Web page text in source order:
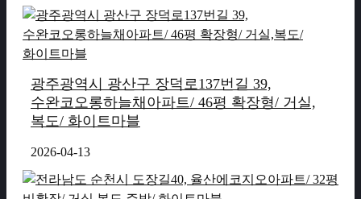
광주광역시 광산구 장덕로137번길 39,
수완코오롱하늘채아파트/ 46평 확장형/ 거실,
복도/ 화이트마블
2026-04-13